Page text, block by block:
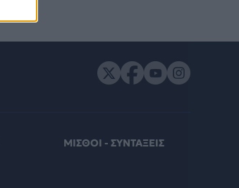
ΜΙΣΘΟΙ - ΣΥΝΤΑΞΕΙΣ